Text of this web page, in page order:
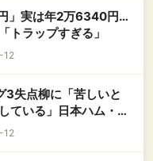
」実は年2万6340円…
トラップすぎる」
12
3失点柳に「苦しいと
ている」日本ハム・細
12